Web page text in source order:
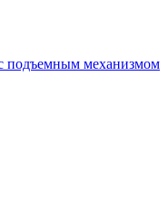
подъемным механизмом